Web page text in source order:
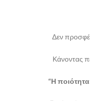
Δεν
Κάνοντας
“Η